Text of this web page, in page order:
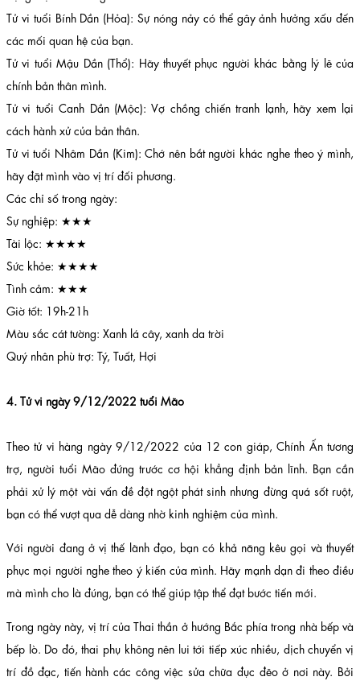
Tử vi tuổi Bính Dần (Hỏa): Sự nóng nảy có thể gây ảnh hưởng xấu đến
các mối quan hệ của bạn.
Tử vi tuổi Mậu Dần (Thổ): Hãy thuyết phục người khác bằng lý lẽ của
chính bản thân mình.
Tử vi tuổi Canh Dần (Mộc): Vợ chồng chiến tranh lạnh, hãy xem lại
cách hành xử của bản thân.
Tử vi tuổi Nhâm Dần (Kim): Chớ nên bắt người khác nghe theo ý mình,
hãy đặt mình vào vị trí đối phương.
Các chỉ số trong ngày:
Sự nghiệp: ★★★
Tài lộc: ★★★★
Sức khỏe: ★★★★
Tình cảm: ★★★
Giờ tốt: 19h-21h
Màu sắc cát tường: Xanh lá cây, xanh da trời
Quý nhân phù trợ: Tý, Tuất, Hợi
4. Tử vi ngày 9/12/2022 tuổi Mão
Theo tử vi hàng ngày 9/12/2022 của 12 con giáp, Chính Ấn tương
trợ, người tuổi Mão đứng trước cơ hội khẳng định bản lĩnh. Bạn cần
phải xử lý một vài vấn đề đột ngột phát sinh nhưng đừng quá sốt ruột,
bạn có thể vượt qua dễ dàng nhờ kinh nghiệm của mình.
Với người đang ở vị thế lãnh đạo, bạn có khả năng kêu gọi và thuyết
phục mọi người nghe theo ý kiến của mình. Hãy mạnh dạn đi theo điều
mà mình cho là đúng, bạn có thể giúp tập thể đạt bước tiến mới.
Trong ngày này, vị trí của Thai thần ở hướng Bắc phía trong nhà bếp và
bếp lò. Do đó, thai phụ không nên lui tới tiếp xúc nhiều, dịch chuyển vị
trí đồ đạc, tiến hành các công việc sửa chữa đục đẽo ở nơi này. Bởi